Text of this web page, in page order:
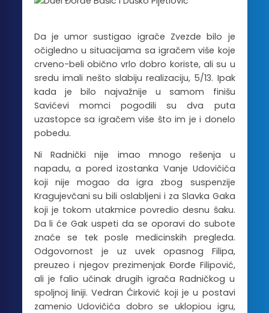
Da je umor sustigao igrače Zvezde bilo je
očigledno u situacijama sa igračem više koje
crveno-beli obično vrlo dobro koriste, ali su u
sredu imali nešto slabiju realizaciju, 5/13. Ipak
kada je bilo najvažnije u samom finišu
Savićevi momci pogodili su dva puta
uzastopce sa igračem više što im je i donelo
pobedu.
Ni Radnički nije imao mnogo rešenja u
napadu, a pored izostanka Vanje Udovičića
koji nije mogao da igra zbog suspenzije
Kragujevčani su bili oslabljeni i za Slavka Gaka
koji je tokom utakmice povredio desnu šaku.
Da li će Gak uspeti da se oporavi do subote
znaće se tek posle medicinskih pregleda.
Odgovornost je uz uvek opasnog Filipa,
preuzeo i njegov prezimenjak Đorđe Filipović,
ali je falio učinak drugih igrača Radničkog u
spoljnoj liniji. Vedran Ćirković koji je u postavi
zamenio Udovičića dobro se uklopiou igru,